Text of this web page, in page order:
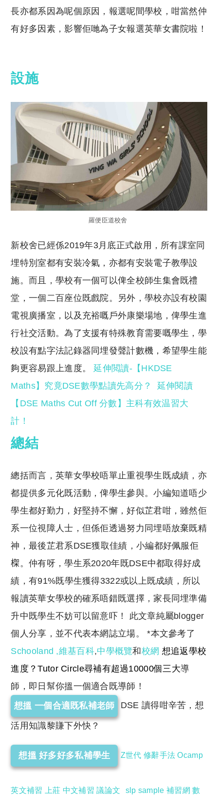
長亦都系因為呢個原因，報選呢間學校，咁當然仲
有好多因素，影響佢哋為子女報選英華女書院啦！
設施
羅便臣道校舍
新校舍已經係2019年3月底正式啟用，所有課室同
埋特別室都有安裝冷氣，亦都有安裝電子教學設
施。而且，學校有一個可以俾全校師生集會既禮
堂，一個二百座位既戲院。另外，學校亦設有校園
電視廣播室，以及充裕嘅戶外康樂場地，俾學生進
行社交活動。為了支援有特殊教育需要嘅學生，學
校設有點字法記錄器同埋發聲計數機，希望學生能
夠更容易跟上進度。延伸閲讀-【HKDSE
Maths】究竟DSE數學點讀先高分？
延伸閱讀
【DSE Maths Cut Off 分數】主科有效温習大
計！
總結
總括而言，英華女學校唔單止重視學生既成績，亦
都提供多元化既活動，俾學生參與。小編知道唔少
學生都好勤力，好堅持不懈，好似芷君咁，雖然佢
系一位視障人士，但係佢透過努力同埋唔放棄既精
神，最後芷君系DSE獲取佳績，小編都好佩服佢
𣕧。仲有呀，學生系2020年既DSE中都取得好成
績，有91%既學生獲得3322或以上既成績，所以
報讀英華女學校的確系唔錯既選擇，家長同埋準備
升中既學生不妨可以留意吓！ 此文章純屬blogger
個人分享，並不代表本網誌立場。 *本文參考了
Schooland ,維基百科,中學概覽和校網 想追返學校
進度？Tutor Circle尋補有超過10000個三大導
師，即日幫你搵一個適合既導師！
想搵 一個合適既私補老師
DSE 讀得咁辛苦，想
活用知識黎賺下外快？
想搵 好多好多私補學生 Z世代 修辭手法 Ocamp
英文補習 上莊 中文補習 議論文 slp sample 補習網 數